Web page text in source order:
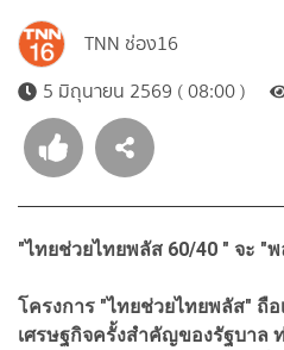
TNN ช่อง16
5 มิถุนายน 2569 ( 08:00 )
"ไทยช่วยไทยพลัส 60/40 " จะ "
โครงการ "ไทยช่วยไทยพลัส" ถื
เศรษฐกิจครั้งสำคัญของรัฐบาล